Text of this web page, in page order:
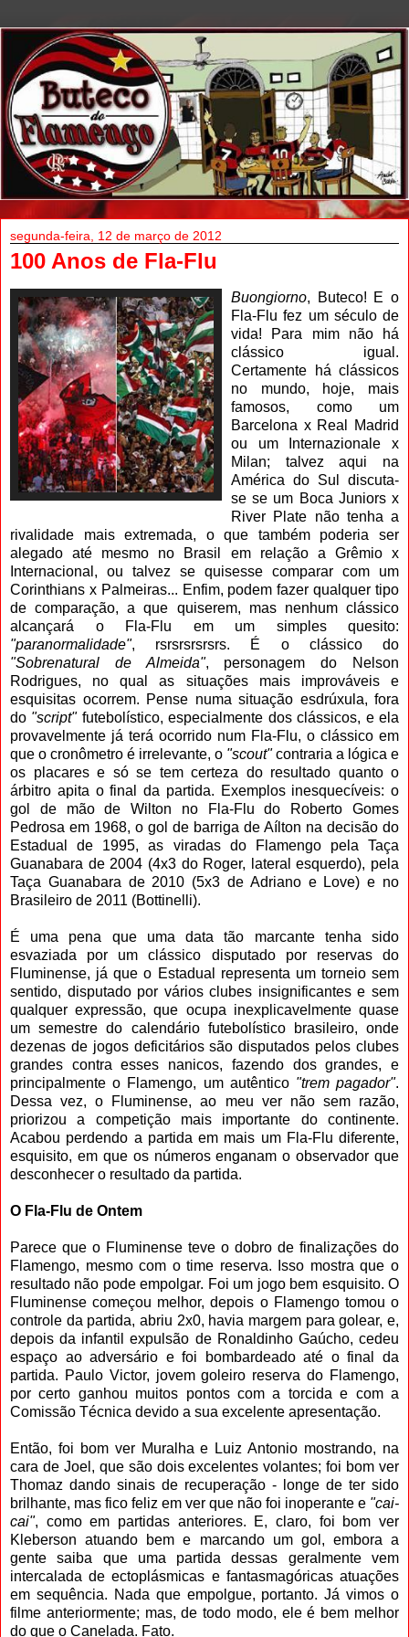
segunda-feira, 12 de março de 2012
100 Anos de Fla-Flu
Buongiorno, Buteco! E o
Fla-Flu fez um século de
vida! Para mim não há
clássico igual.
Certamente há clássicos
no mundo, hoje, mais
famosos, como um
Barcelona x Real Madrid
ou um Internazionale x
Milan; talvez aqui na
América do Sul discuta-
se se um Boca Juniors x
River Plate não tenha a
rivalidade mais extremada, o que também poderia ser
alegado até mesmo no Brasil em relação a Grêmio x
Internacional, ou talvez se quisesse comparar com um
Corinthians x Palmeiras... Enfim, podem fazer qualquer tipo
de comparação, a que quiserem, mas nenhum clássico
alcançará o Fla-Flu em um simples quesito:
"paranormalidade", rsrsrsrsrsrs. É o clássico do
"Sobrenatural de Almeida", personagem do Nelson
Rodrigues, no qual as situações mais improváveis e
esquisitas ocorrem. Pense numa situação esdrúxula, fora
do "script"futebolístico, especialmente dos clássicos, e ela
provavelmente já terá ocorrido num Fla-Flu, o clássico em
que o cronômetro é irrelevante, o "scout"contraria a lógica e
os placares e só se tem certeza do resultado quanto o
árbitro apita o final da partida. Exemplos inesquecíveis: o
gol de mão de Wilton no Fla-Flu do Roberto Gomes
Pedrosa em 1968, o gol de barriga de Aílton na decisão do
Estadual de 1995, as viradas do Flamengo pela Taça
Guanabara de 2004 (4x3 do Roger, lateral esquerdo), pela
Taça Guanabara de 2010 (5x3 de Adriano e Love) e no
Brasileiro de 2011 (Bottinelli).
É uma pena que uma data tão marcante tenha sido
esvaziada por um clássico disputado por reservas do
Fluminense, já que o Estadual representa um torneio sem
sentido, disputado por vários clubes insignificantes e sem
qualquer expressão, que ocupa inexplicavelmente quase
um semestre do calendário futebolístico brasileiro, onde
dezenas de jogos deficitários são disputados pelos clubes
grandes contra esses nanicos, fazendo dos grandes, e
principalmente o Flamengo, um autêntico "trem pagador".
Dessa vez, o Fluminense, ao meu ver não sem razão,
priorizou a competição mais importante do continente.
Acabou perdendo a partida em mais um Fla-Flu diferente,
esquisito, em que os números enganam o observador que
desconhecer o resultado da partida.
O Fla-Flu de Ontem
Parece que o Fluminense teve o dobro de finalizações do
Flamengo, mesmo com o time reserva. Isso mostra que o
resultado não pode empolgar. Foi um jogo bem esquisito. O
Fluminense começou melhor, depois o Flamengo tomou o
controle da partida, abriu 2x0, havia margem para golear, e,
depois da infantil expulsão de Ronaldinho Gaúcho, cedeu
espaço ao adversário e foi bombardeado até o final da
partida. Paulo Victor, jovem goleiro reserva do Flamengo,
por certo ganhou muitos pontos com a torcida e com a
Comissão Técnica devido a sua excelente apresentação.
Então, foi bom ver Muralha e Luiz Antonio mostrando, na
cara de Joel, que são dois excelentes volantes; foi bom ver
Thomaz dando sinais de recuperação - longe de ter sido
brilhante, mas fico feliz em ver que não foi inoperante e "cai-
cai", como em partidas anteriores. E, claro, foi bom ver
Kleberson atuando bem e marcando um gol, embora a
gente saiba que uma partida dessas geralmente vem
intercalada de ectoplásmicas e fantasmagóricas atuações
em sequência. Nada que empolgue, portanto. Já vimos o
filme anteriormente; mas, de todo modo, ele é bem melhor
do que o Canelada. Fato.